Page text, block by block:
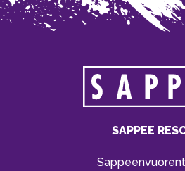
SAPPEE